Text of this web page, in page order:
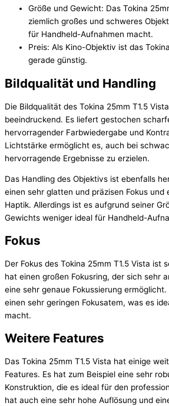
Größe und Gewicht: Das Tokina
ziemlich großes und schweres
für Handheld-Aufnahmen macht.
Preis: Als Kino-Objektiv ist das
gerade günstig.
Bildqualität und Handling
Die Bildqualität des Tokina 25mm T1.5
beeindruckend. Es liefert gestochen
hervorragender Farbwiedergabe und
Lichtstärke ermöglicht es, auch bei
hervorragende Ergebnisse zu erzielen.
Das Handling des Objektivs ist ebenfalls
einen sehr glatten und präzisen Fokus und
Haptik. Allerdings ist es aufgrund seiner
Gewichts weniger ideal für Handheld-
Fokus
Der Fokus des Tokina 25mm T1.5 Vista ist
hat einen großen Fokusring, der sich sehr
eine sehr genaue Fokussierung
einen sehr geringen Fokusatem, was es
macht.
Weitere Features
Das Tokina 25mm T1.5 Vista hat einige
Features. Es hat zum Beispiel eine sehr
Konstruktion, die es ideal für den
hat auch eine sehr hohe Auflösung und